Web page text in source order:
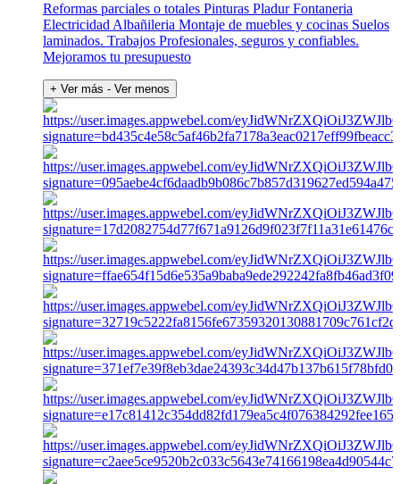
Reformas parciales o totales Pinturas Pladur Fontaneria
Electricidad Albañileria Montaje de muebles y cocinas Suelos
laminados. Trabajos Profesionales, seguros y confiables.
Mejoramos tu presupuesto
+ Ver más - Ver menos